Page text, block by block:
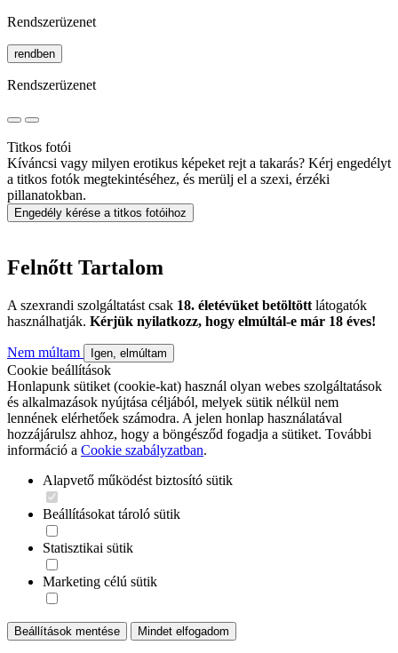
Rendszerüzenet
rendben
Rendszerüzenet
Titkos fotói
Kíváncsi vagy milyen erotikus képeket rejt a takarás? Kérj engedélyt
a titkos fotók megtekintéséhez, és merülj el a szexi, érzéki
pillanatokban.
Engedély kérése a titkos fotóihoz
Felnőtt Tartalom
A szexrandi szolgáltatást csak 18. életévüket betöltött látogatók
használhatják. Kérjük nyilatkozz, hogy elmúltál-e már 18 éves!
Nem múltam Igen, elmúltam
Cookie beállítások
Honlapunk sütiket (cookie-kat) használ olyan webes szolgáltatások
és alkalmazások nyújtása céljából, melyek sütik nélkül nem
lennének elérhetőek számodra. A jelen honlap használatával
hozzájárulsz ahhoz, hogy a böngésződ fogadja a sütiket. További
információ a Cookie szabályzatban.
Alapvető működést biztosító sütik
Beállításokat tároló sütik
Statisztikai sütik
Marketing célú sütik
Beállítások mentése Mindet elfogadom